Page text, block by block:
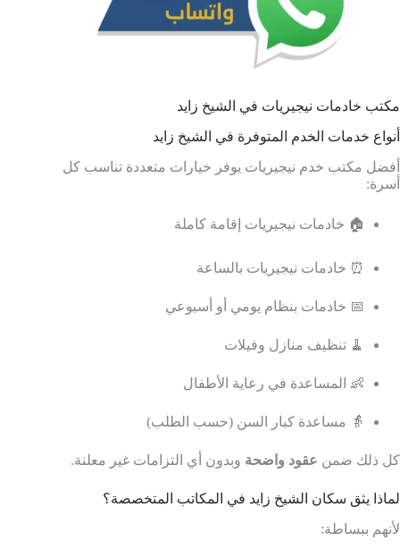
مكتب خادمات نيجيريات في الشيخ زايد
أنواع خدمات الخدم المتوفرة في الشيخ زايد
أفضل مكتب خدم نيجيريات يوفر خيارات متعددة تناسب كل
أسرة:
🏠 خادمات نيجيريات إقامة كاملة
⏰ خادمات نيجيريات بالساعة
📅 خادمات بنظام يومي أو أسبوعي
🧹 تنظيف منازل وفيلات
👶 المساعدة في رعاية الأطفال
👵 مساعدة كبار السن (حسب الطلب)
كل ذلك ضمن عقود واضحة وبدون أي التزامات غير معلنة.
لماذا يثق سكان الشيخ زايد في المكاتب المتخصصة؟
لأنهم ببساطة: